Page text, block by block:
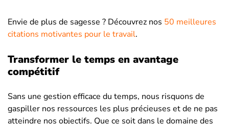
Envie de plus de sagesse ? Découvrez nos 50 meilleures
citations motivantes pour le travail.
Transformer le temps en avantage
compétitif
Sans une gestion efficace du temps, nous risquons de
gaspiller nos ressources les plus précieuses et de ne pas
atteindre nos objectifs. Que ce soit dans le domaine des